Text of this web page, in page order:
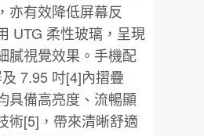
亦有效降低屏幕反
UTG 柔性玻璃，呈現
膩視覺效果。手機配
7.95 吋[4]內摺疊
具備高亮度、流暢顯
術[5]，帶來清晰舒適